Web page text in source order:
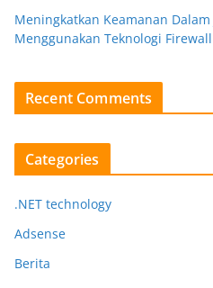
Meningkatkan Keamanan
Menggunakan Teknologi Firewall
Recent Comments
Categories
.NET technology
Adsense
Berita